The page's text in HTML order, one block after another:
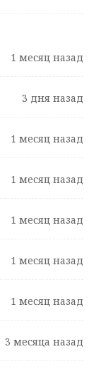
1 месяц назад
3 дня назад
1 месяц назад
1 месяц назад
1 месяц назад
1 месяц назад
1 месяц назад
3 месяца назад